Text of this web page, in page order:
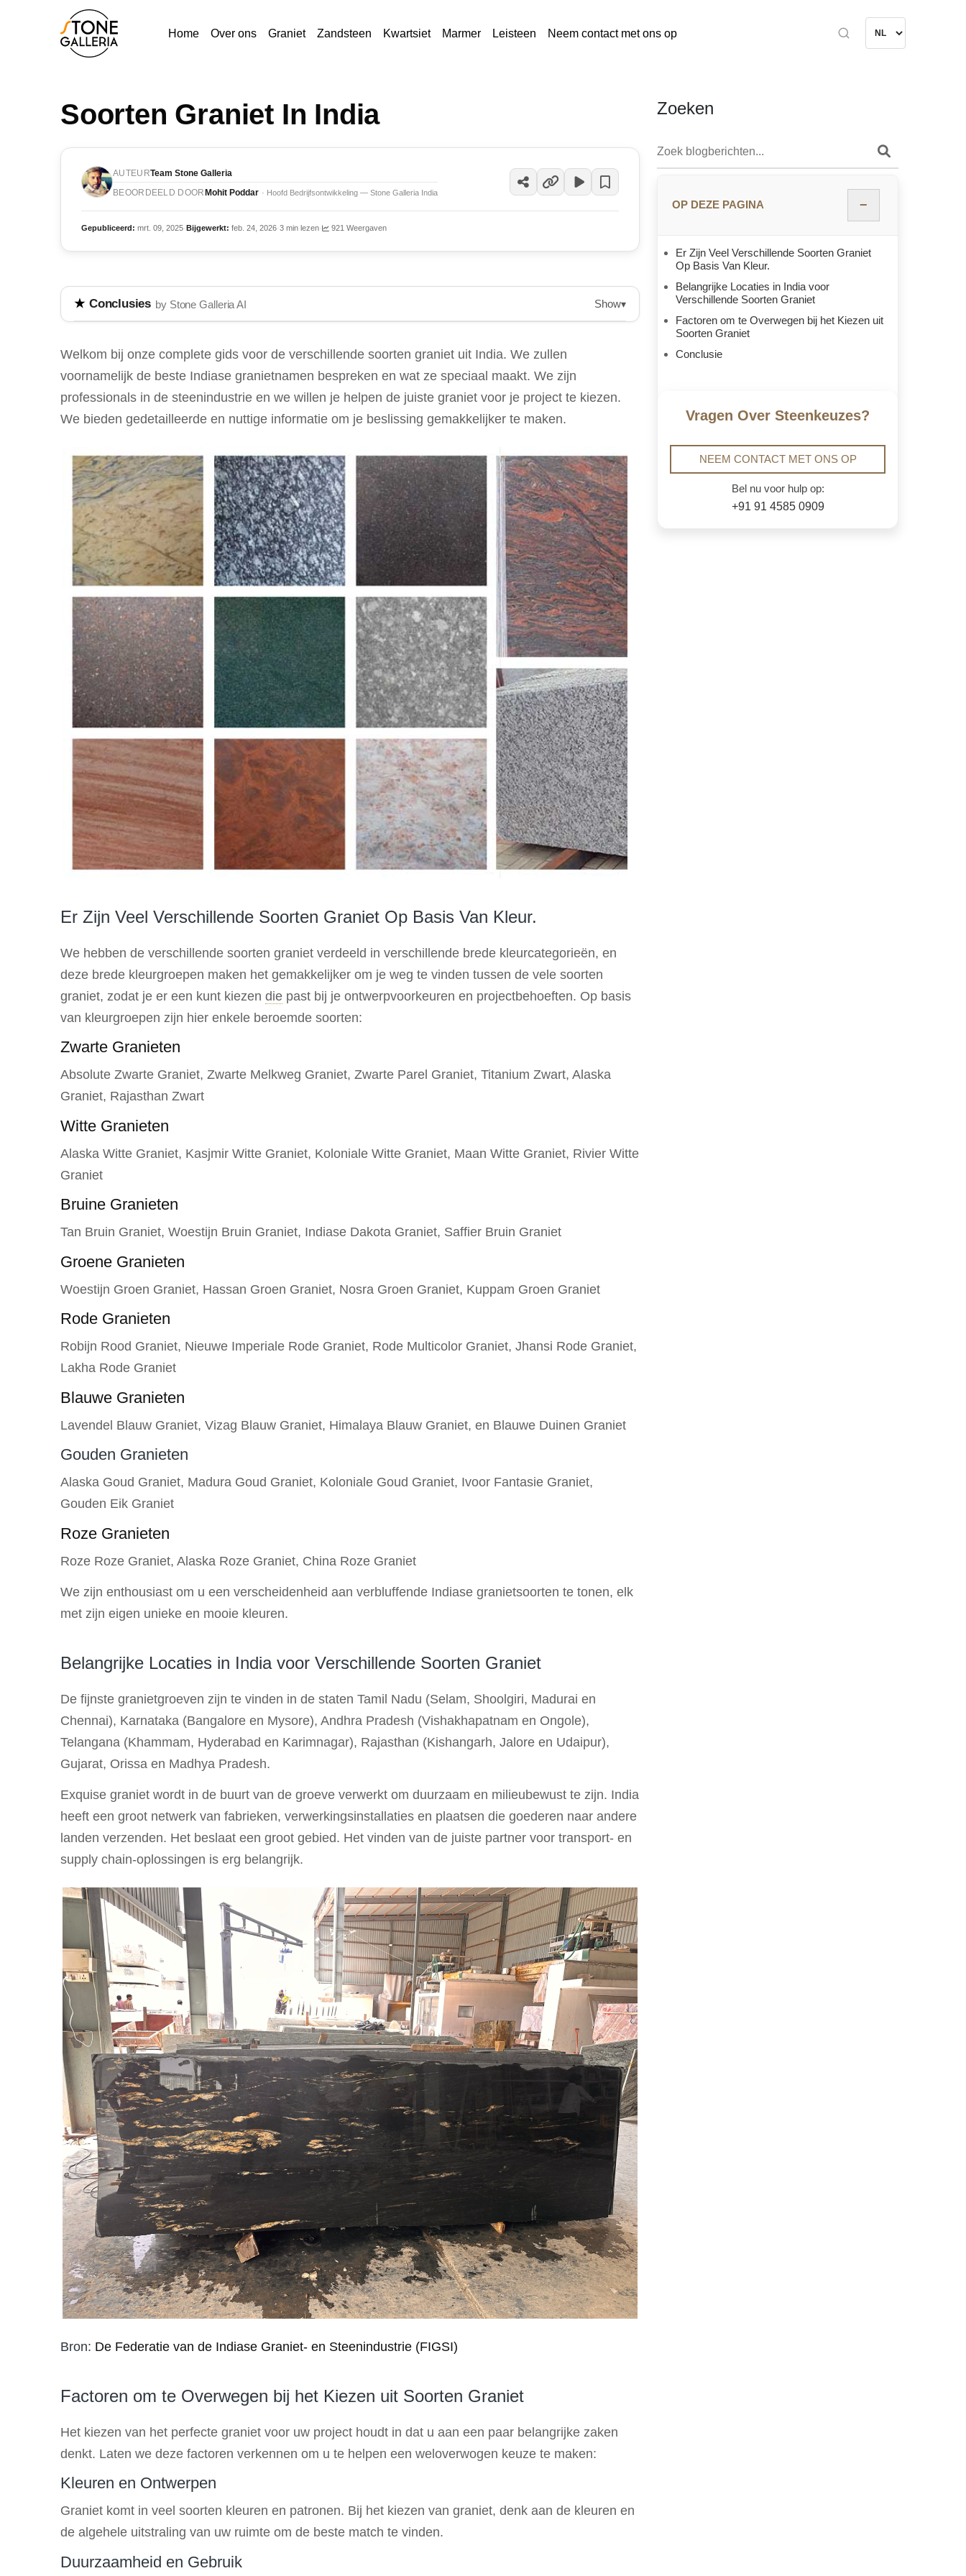
Home Over ons Graniet Zandsteen Kwartsiet Marmer Leisteen Neem contact met ons op
Soorten Graniet In India
AUTEURTeam Stone Galleria
BEOORDEELD DOOR Mohit Poddar · Hoofd Bedrijfsontwikkeling — Stone Galleria India
Gepubliceerd: mrt. 09, 2025·Bijgewerkt: feb. 24, 2026·3 min lezen· 921 Weergaven
Conclusies by Stone Galleria AI Show▾
kleur. Het benadrukt opmerkelijke granietnamen en biedt inzichten in het kiezen van de juiste
graniet op basis van kleur, duurzaamheid en afwerkingsopties.
Indiase graniet is gecategoriseerd in kleurgroepen, waaronder zwart, wit, bruin, groen, rood, blauw, goud
en roze.
Telangana, Rajasthan, Gujarat, Orissa en Madhya Pradesh.
Belangrijke factoren voor het kiezen van graniet zijn kleur, duurzaamheid, beoogd gebruik en
afwerkingsopties.
Inzicht in de soorten en kenmerken van Indiase graniet is essentieel voor het maken van
weloverwogen ontwerpe keuzes.
Welkom bij onze complete gids voor de verschillende soorten graniet uit India. We zullen
voornamelijk de beste Indiase granietnamen bespreken en wat ze speciaal maakt. We zijn
professionals in de steenindustrie en we willen je helpen de juiste graniet voor je project te kiezen.
We bieden gedetailleerde en nuttige informatie om je beslissing gemakkelijker te maken.
Er Zijn Veel Verschillende Soorten Graniet Op Basis Van Kleur.
We hebben de verschillende soorten graniet verdeeld in verschillende brede kleurcategorieën, en
deze brede kleurgroepen maken het gemakkelijker om je weg te vinden tussen de vele soorten
graniet, zodat je er een kunt kiezen die past bij je ontwerpvoorkeuren en projectbehoeften. Op basis
van kleurgroepen zijn hier enkele beroemde soorten:
Zwarte Granieten
Absolute Zwarte Graniet, Zwarte Melkweg Graniet, Zwarte Parel Graniet, Titanium Zwart, Alaska
Graniet, Rajasthan Zwart
Witte Granieten
Alaska Witte Graniet, Kasjmir Witte Graniet, Koloniale Witte Graniet, Maan Witte Graniet, Rivier Witte
Graniet
Bruine Granieten
Tan Bruin Graniet, Woestijn Bruin Graniet, Indiase Dakota Graniet, Saffier Bruin Graniet
Groene Granieten
Woestijn Groen Graniet, Hassan Groen Graniet, Nosra Groen Graniet, Kuppam Groen Graniet
Rode Granieten
Robijn Rood Graniet, Nieuwe Imperiale Rode Graniet, Rode Multicolor Graniet, Jhansi Rode Graniet,
Lakha Rode Graniet
Blauwe Granieten
Lavendel Blauw Graniet, Vizag Blauw Graniet, Himalaya Blauw Graniet, en Blauwe Duinen Graniet
Gouden Granieten
Alaska Goud Graniet, Madura Goud Graniet, Koloniale Goud Graniet, Ivoor Fantasie Graniet,
Gouden Eik Graniet
Roze Granieten
Roze Roze Graniet, Alaska Roze Graniet, China Roze Graniet
We zijn enthousiast om u een verscheidenheid aan verbluffende Indiase granietsoorten te tonen, elk
met zijn eigen unieke en mooie kleuren.
Belangrijke Locaties in India voor Verschillende Soorten Graniet
De fijnste granietgroeven zijn te vinden in de staten Tamil Nadu (Selam, Shoolgiri, Madurai en
Chennai), Karnataka (Bangalore en Mysore), Andhra Pradesh (Vishakhapatnam en Ongole),
Telangana (Khammam, Hyderabad en Karimnagar), Rajasthan (Kishangarh, Jalore en Udaipur),
Gujarat, Orissa en Madhya Pradesh.
Exquise graniet wordt in de buurt van de groeve verwerkt om duurzaam en milieubewust te zijn. India
heeft een groot netwerk van fabrieken, verwerkingsinstallaties en plaatsen die goederen naar andere
landen verzenden. Het beslaat een groot gebied. Het vinden van de juiste partner voor transport- en
supply chain-oplossingen is erg belangrijk.
Bron: De Federatie van de Indiase Graniet- en Steenindustrie (FIGSI)
Factoren om te Overwegen bij het Kiezen uit Soorten Graniet
Het kiezen van het perfecte graniet voor uw project houdt in dat u aan een paar belangrijke zaken
denkt. Laten we deze factoren verkennen om u te helpen een weloverwogen keuze te maken:
Kleuren en Ontwerpen
Graniet komt in veel soorten kleuren en patronen. Bij het kiezen van graniet, denk aan de kleuren en
de algehele uitstraling van uw ruimte om de beste match te vinden.
Duurzaamheid en Gebruik
Zoeken
OP DEZE PAGINA −
Er Zijn Veel Verschillende Soorten Graniet
Op Basis Van Kleur.
Belangrijke Locaties in India voor
Verschillende Soorten Graniet
Factoren om te Overwegen bij het Kiezen uit
Soorten Graniet
Conclusie
Vragen Over Steenkeuzes?
NEEM CONTACT MET ONS OP
Bel nu voor hulp op:
+91 91 4585 0909